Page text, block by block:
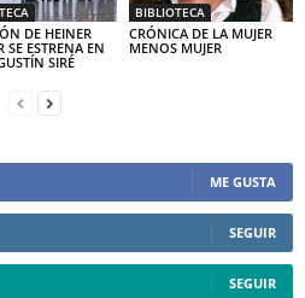
DE HEINER
SE ESTRENA EN
SIRÉ
BIBLIOTECA
CRÓNICA DE LA MUJER
MENOS MUJER
ME GUSTA
SEGUIR
SEGUIR